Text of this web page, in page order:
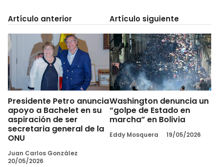
Artículo anterior
Presidente Petro anuncia
apoyo a Bachelet en su
aspiración de ser
secretaria general de la
ONU
Juan Carlos González
20/05/2026
Artículo siguiente
Washington denuncia un
“golpe de Estado en
marcha” en Bolivia
Eddy Mosquera 19/05/2026